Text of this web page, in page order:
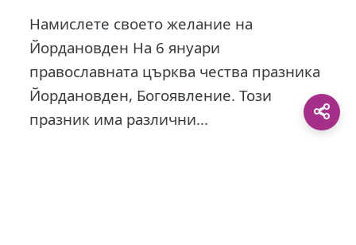
Намислете своето желание на
Йордановден На 6 януари
православната църква чества празника
Йордановден, Богоявление. Този
празник има различни...